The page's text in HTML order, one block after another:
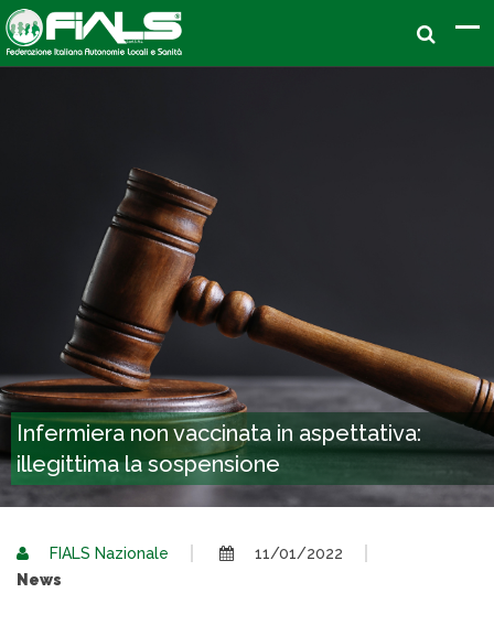
Infermiera non vaccinata in aspettativa:
illegittima la sospensione
FIALS Nazionale
11/01/2022
News